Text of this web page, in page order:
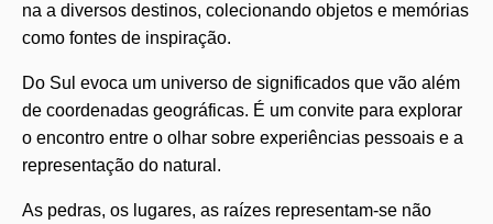
na a diversos destinos, colecionando objetos e memórias
como fontes de inspiração.
Do Sul evoca um universo de significados que vão além
de coordenadas geográficas. É um convite para explorar
o encontro entre o olhar sobre experiências pessoais e a
representação do natural.
As pedras, os lugares, as raízes representam-se não